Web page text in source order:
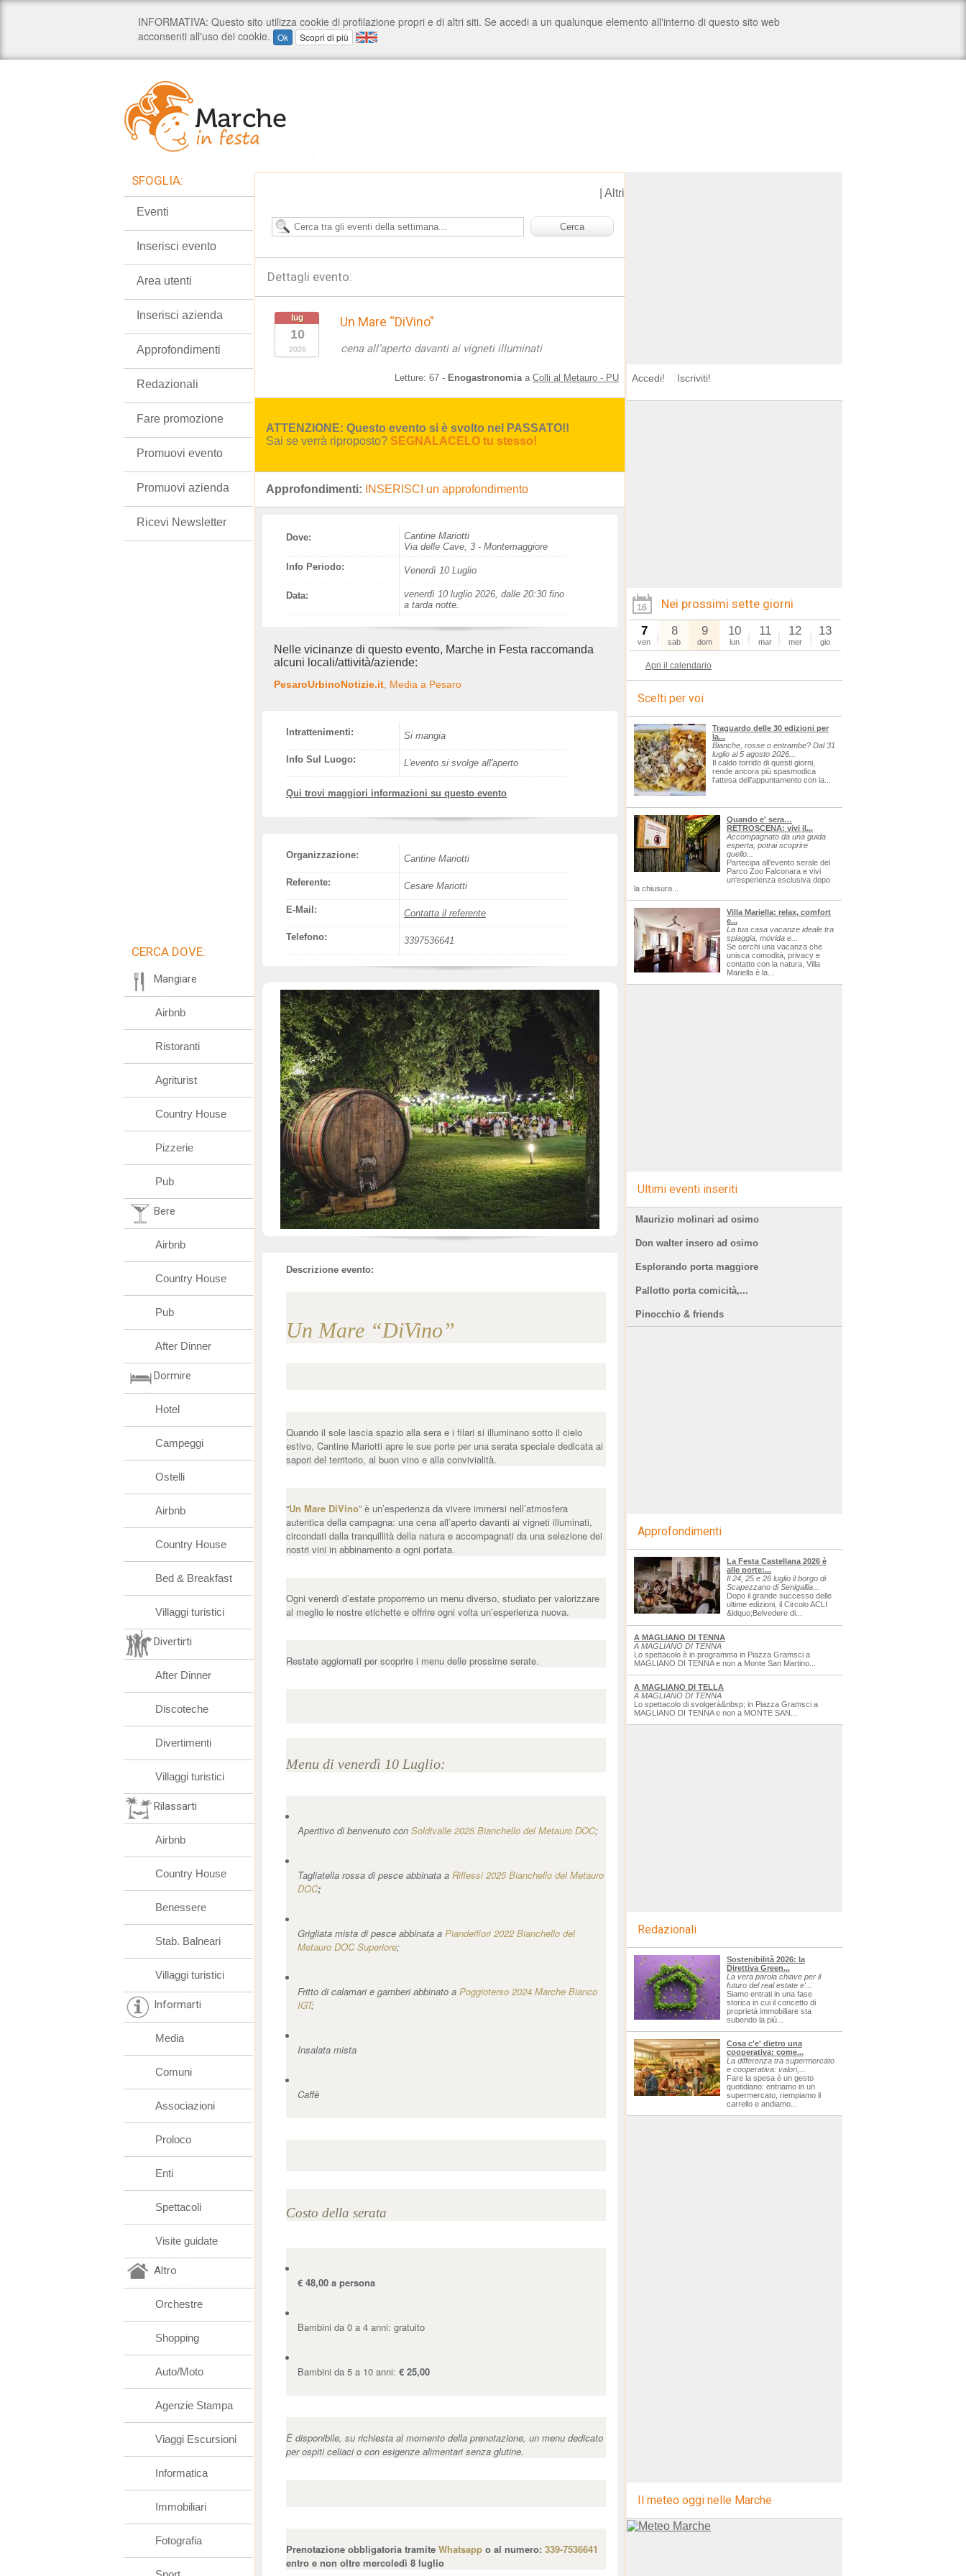
Altri
Dettagli evento:
lug
10
2026
Un Mare “DiVino”
cena all’aperto davanti ai vigneti illuminati
Letture: 67 - Enogastronomiaa Colli al Metauro - PU
ATTENZIONE: Questo evento si è svolto nel PASSATO!!
Sai se verrà riproposto? SEGNALACELO tu stesso!
Approfondimenti: INSERISCI un approfondimento
Dove:
Cantine Mariotti
Via delle Cave, 3 - Montemaggiore
Info Periodo:
Venerdì 10 Luglio
Data:
venerdì 10 luglio 2026, dalle 20:30 fino
a tarda notte.
Nelle vicinanze di questo evento, Marche in Festa raccomanda
alcuni locali/attività/aziende:
PesaroUrbinoNotizie.it , Media a Pesaro
Intrattenimenti: Si mangia
Info Sul Luogo: L'evento si svolge all'aperto
Qui trovi maggiori informazioni su questo evento
Organizzazione: Cantine Mariotti
Referente: Cesare Mariotti
E-Mail: Contatta il referente
Telefono: 3397536641
Descrizione evento:
Un Mare “DiVino”
Quando il sole lascia spazio alla sera e i filari si illuminano sotto il cielo
estivo, Cantine Mariotti apre le sue porte per una serata speciale dedicata ai
sapori del territorio, al buon vino e alla convivialità.
“Un Mare DiVino” è un’esperienza da vivere immersi nell’atmosfera
autentica della campagna: una cena all’aperto davanti ai vigneti illuminati,
circondati dalla tranquillità della natura e accompagnati da una selezione dei
nostri vini in abbinamento a ogni portata.
Ogni venerdì d’estate proporremo un menu diverso, studiato per valorizzare
al meglio le nostre etichette e offrire ogni volta un’esperienza nuova.
Restate aggiornati per scoprire i menu delle prossime serate.
Menu di venerdì 10 Luglio:
Aperitivo di benvenuto con Soldivalle 2025 Bianchello del Metauro DOC;
Tagliatella rossa di pesce abbinata a Riflessi 2025 Bianchello del Metauro
DOC;
Grigliata mista di pesce abbinata a Piandeifiori 2022 Bianchello del
Metauro DOC Superiore;
Fritto di calamari e gamberi abbinato a Poggioterso 2024 Marche Bianco
IGT;
Insalata mista
Caffè
Costo della serata
€ 48,00 a persona
Bambini da 0 a 4 anni: gratuito
Bambini da 5 a 10 anni: € 25,00
È disponibile, su richiesta al momento della prenotazione, un menu dedicato
per ospiti celiaci o con esigenze alimentari senza glutine.
Prenotazione obbligatoria tramite Whatsapp o al numero: 339-7536641
entro e non oltre mercoledì 8 luglio
SFOGLIA:
Eventi
Inserisci evento
Area utenti
Inserisci azienda
Approfondimenti
Redazionali
Fare promozione
Promuovi evento
Promuovi azienda
Ricevi Newsletter
CERCA DOVE:
Mangiare
Airbnb
Ristoranti
Agriturist
Country House
Pizzerie
Pub
Bere
Airbnb
Country House
Pub
After Dinner
Dormire
Hotel
Campeggi
Ostelli
Airbnb
Country House
Bed & Breakfast
Villaggi turistici
Divertirti
After Dinner
Discoteche
Divertimenti
Villaggi turistici
Rilassarti
Airbnb
Country House
Benessere
Stab. Balneari
Villaggi turistici
Informarti
Media
Comuni
Associazioni
Proloco
Enti
Spettacoli
Visite guidate
Altro
Orchestre
Shopping
Auto/Moto
Agenzie Stampa
Viaggi Escursioni
Informatica
Immobiliari
Fotografia
Accedi! Iscriviti!
Nei prossimi sette giorni
7
ven
8
sab
9
dom
10
lun
11
mar
12
mer
13
gio
Apri il calendario
Scelti per voi
Traguardo delle 30 edizioni per
la...
Bianche, rosse o entrambe? Dal 31
luglio al 5 agosto 2026...
Il caldo torrido di questi giorni,
rende ancora più spasmodica
l'attesa dell'appuntamento con la...
Quando e' sera…
RETROSCENA: vivi il...
Accompagnato da una guida
esperta, potrai scoprire
quello...
Partecipa all'evento serale del
Parco Zoo Falconara e vivi
un'esperienza esclusiva dopo
la chiusura...
Villa Mariella: relax, comfort
e...
La tua casa vacanze ideale tra
spiaggia, movida e...
Se cerchi una vacanza che
unisca comodità, privacy e
contatto con la natura, Villa
Mariella è la...
Ultimi eventi inseriti
Maurizio molinari ad osimo
Don walter insero ad osimo
Esplorando porta maggiore
Pallotto porta comicità,...
Pinocchio & friends
Approfondimenti
La Festa Castellana 2026 è
alle porte:...
Il 24, 25 e 26 luglio il borgo di
Scapezzano di Senigallia...
Dopo il grande successo delle
ultime edizioni, il Circolo ACLI
&ldquo;Belvedere di...
A MAGLIANO DI TENNA
A MAGLIANO DI TENNA
Lo spettacolo è in programma in Piazza Gramsci a
MAGLIANO DI TENNA e non a Monte San Martino...
A MAGLIANO DI TELLA
A MAGLIANO DI TENNA
Lo spettacolo di svolgerà&nbsp; in Piazza Gramsci a
MAGLIANO DI TENNA e non a MONTE SAN...
Redazionali
Sostenibilità 2026: la
Direttiva Green...
La vera parola chiave per il
futuro del real estate e'...
Siamo entrati in una fase
storica in cui il concetto di
proprietà immobiliare sta
subendo la più...
Cosa c'e' dietro una
cooperativa: come...
La differenza tra supermercato
e cooperativa: valori,...
Fare la spesa è un gesto
quotidiano: entriamo in un
supermercato, riempiamo il
carrello e andiamo...
Il meteo oggi nelle Marche